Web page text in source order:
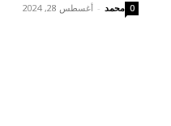
محمد - أغسطس 28, 2024 0